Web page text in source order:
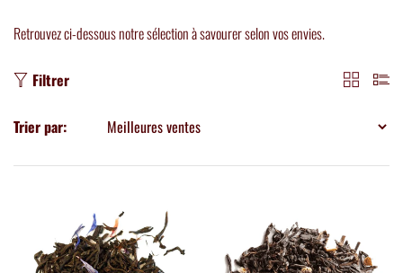
Retrouvez ci-dessous notre sélection à savourer selon vos envies.
Filtrer
Trier par: